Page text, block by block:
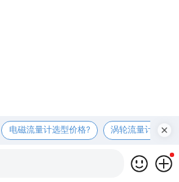
电磁流量计选型价格? 涡轮流量计选型